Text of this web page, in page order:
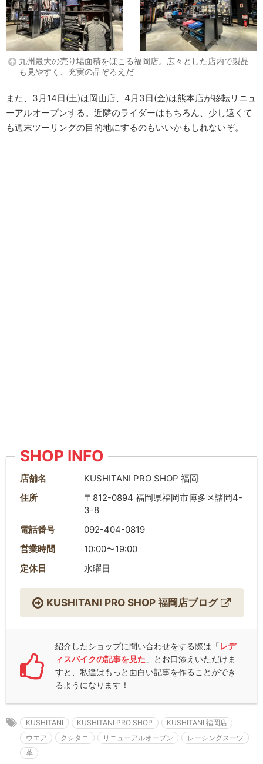
九州最大の売り場面積をほこる福岡店。広々とした店内で製品
も見やすく、充実の品ぞろえだ
また、3月14日(土)は岡山店、4月3日(金)は熊本店が移転リニュ
ーアルオープンする。近隣のライダーはもちろん、少し遠くて
も週末ツーリングの目的地にするのもいいかもしれないぞ。
SHOP INFO
店舗名
KUSHITANI PRO SHOP 福岡
住所
〒812-0894 福岡県福岡市博多区諸岡4-
3-8
電話番号
092-404-0819
営業時間
10:00〜19:00
定休日
水曜日
KUSHITANI PRO SHOP 福岡店ブログ
紹介したショップに問い合わせをする際は「 レデ
ィスバイクの記事を見た 」とお口添えいただけま
すと、私達はもっと面白い記事を作ることができ
るようになります！
KUSHITANI KUSHITANI PRO SHOP
KUSHITANI 福岡店
ウエア
クシタニ リニューアルオープン
レーシングスーツ
革